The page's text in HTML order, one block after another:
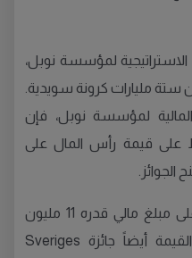
الإدارة الاستراتيجية لمؤسسة نوبل،
ستة مليارات كرونة سويدية.
المالية لمؤسسة نوبل، فإن
على قيمة رأس المال على
في عام 2023، حصل كل فائز على مبلغ مالي قدره 11 مليون
كرونة سويدية. وتشمل هذه القيمة أيضاً جائزة Sveriges